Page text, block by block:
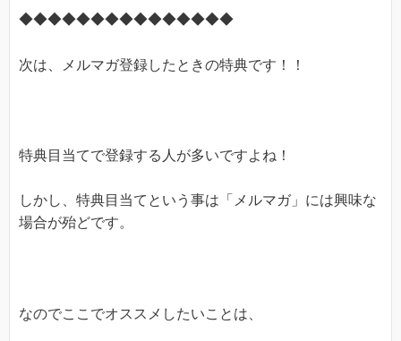
◆◆◆◆◆◆◆◆◆◆◆◆◆◆◆
次は、メルマガ登録したときの特典です！！
特典目当てで登録する人が多いですよね！
しかし、特典目当てという事は「メルマガ」には興味な
場合が殆どです。
なのでここでオススメしたいことは、